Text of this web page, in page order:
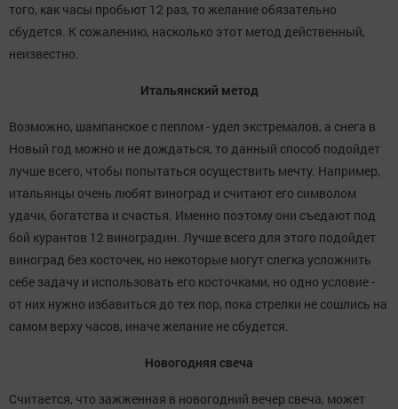
того, как часы пробьют 12 раз, то желание обязательно
сбудется. К сожалению, насколько этот метод действенный,
неизвестно.
Итальянский метод
Возможно, шампанское с пеплом - удел экстремалов, а снега в
Новый год можно и не дождаться, то данный способ подойдет
лучше всего, чтобы попытаться осуществить мечту. Например,
итальянцы очень любят виноград и считают его символом
удачи, богатства и счастья. Именно поэтому они съедают под
бой курантов 12 виноградин. Лучше всего для этого подойдет
виноград без косточек, но некоторые могут слегка усложнить
себе задачу и использовать его косточками, но одно условие -
от них нужно избавиться до тех пор, пока стрелки не сошлись на
самом верху часов, иначе желание не сбудется.
Новогодняя свеча
Считается, что зажженная в новогодний вечер свеча, может